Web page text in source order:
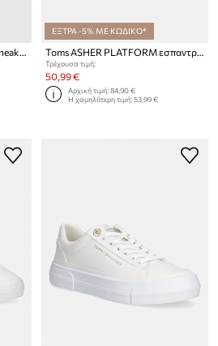
ΕΞΤΡΑ -5% ΜΕ ΚΩΔΙΚΟ*
Τρέχουσα τιμή:
50,99 €
Αρχική τιμή:84,90 €
Η χαμηλότερη τιμή:53,99 €